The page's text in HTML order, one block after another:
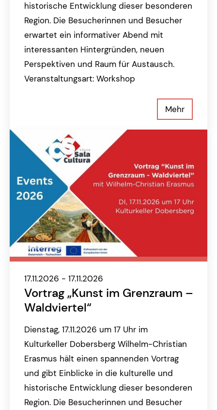
historische Entwicklung dieser besonderen
Region. Die Besucherinnen und Besucher
erwartet ein informativer Abend mit
interessanten Hintergründen, neuen
Perspektiven und Raum für Austausch.
Veranstaltungsart: Workshop
Mehr
17.11.2026 - 17.11.2026
Vortrag „Kunst im Grenzraum –
Waldviertel“
Dienstag, 17.11.2026 um 17 Uhr im
Kulturkeller Dobersberg Wilhelm-Christian
Erasmus hält einen spannenden Vortrag
und gibt Einblicke in die kulturelle und
historische Entwicklung dieser besonderen
Region. Die Besucherinnen und Besucher